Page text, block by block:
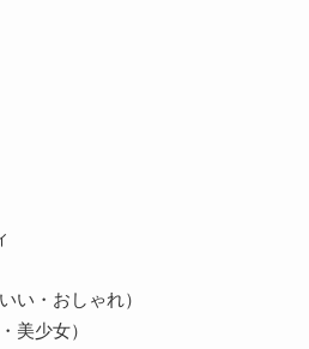
い・おしゃれ）
美少女）